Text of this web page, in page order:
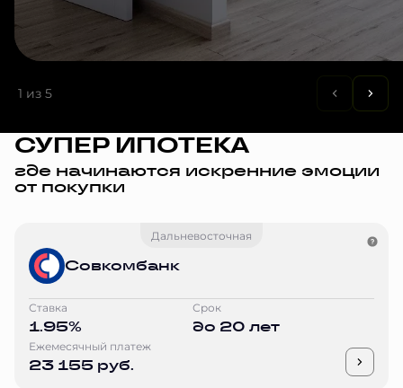
1 из 5
СУПЕР ИПОТЕКА
где начинаются искренние эмоции
от покупки
Дальневосточная
Совкомбанк
Ставка
1.95%
Срок
до 20 лет
Ежемесячный платеж
23 155 руб.